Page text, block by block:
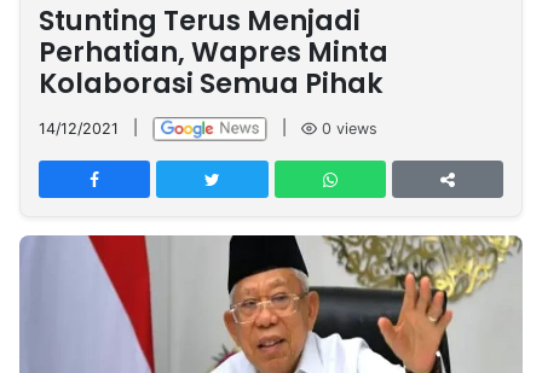
Nasional
International
Olahraga
Entertainment
Daerah
Pariwisata
Kuliner
Kolom
Network
PT
TREETAN
INDONESIA
Stunting Terus Menjadi
Perhatian, Wapres Minta
Kolaborasi Semua Pihak
14/12/2021 0 views